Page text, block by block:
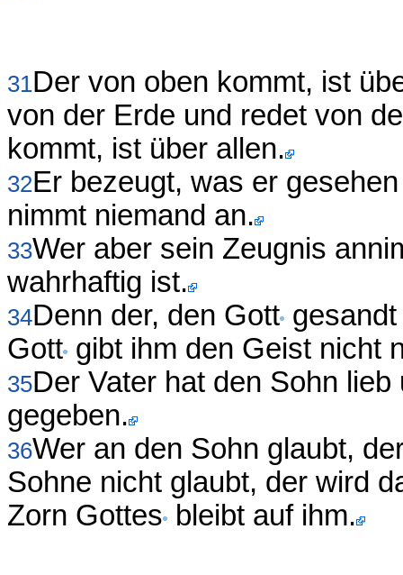
31Der von oben kommt, ist
von der Erde und redet von
kommt, ist über allen.
32Er bezeugt, was er
nimmt niemand an.
33Wer aber sein Zeugnis
wahrhaftig ist.
34Denn der, den Gott
Gott gibt ihm den Geist nicht
35Der Vater hat den Sohn
gegeben.
36Wer an den Sohn glaubt,
Sohne nicht glaubt, der wird
Zorn Gottes bleibt auf ihm.